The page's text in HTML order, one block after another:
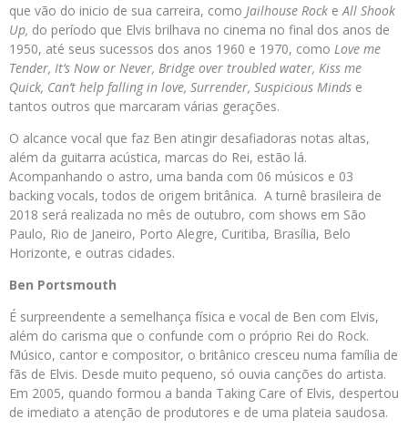
que vão do inicio de sua carreira, como Jailhouse Rock e All Shook
Up, do período que Elvis brilhava no cinema no final dos anos de
1950, até seus sucessos dos anos 1960 e 1970, como Love me
Tender, It’s Now or Never, Bridge over troubled water, Kiss me
Quick, Can’t help falling in love, Surrender, Suspicious Minds e
tantos outros que marcaram várias gerações.
O alcance vocal que faz Ben atingir desafiadoras notas altas,
além da guitarra acústica, marcas do Rei, estão lá.
Acompanhando o astro, uma banda com 06 músicos e 03
backing vocals, todos de origem britânica. A turnê brasileira de
2018 será realizada no mês de outubro, com shows em São
Paulo, Rio de Janeiro, Porto Alegre, Curitiba, Brasília, Belo
Horizonte, e outras cidades.
Ben Portsmouth
É surpreendente a semelhança física e vocal de Ben com Elvis,
além do carisma que o confunde com o próprio Rei do Rock.
Músico, cantor e compositor, o britânico cresceu numa família de
fãs de Elvis. Desde muito pequeno, só ouvia canções do artista.
Em 2005, quando formou a banda Taking Care of Elvis, despertou
de imediato a atenção de produtores e de uma plateia saudosa.